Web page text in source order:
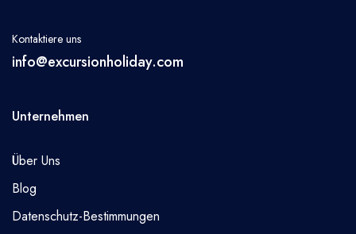
Kontaktiere uns
info@excursionholiday.com
Unternehmen
Über Uns
Blog
Datenschutz-Bestimmungen